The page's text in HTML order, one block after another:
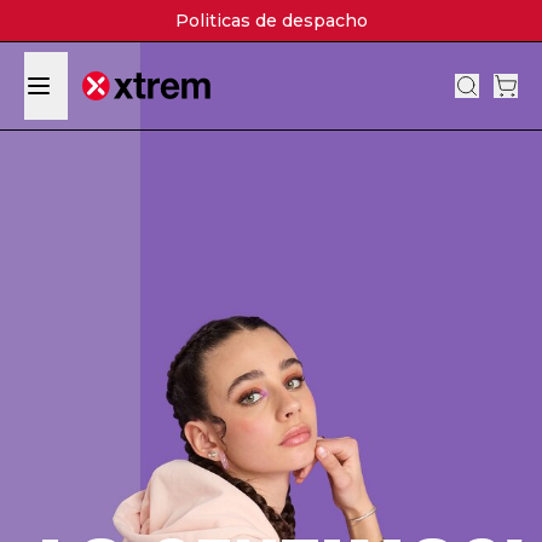
Politicas de despacho